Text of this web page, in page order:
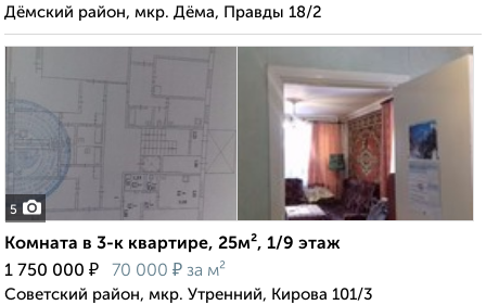
Дёмский район, мкр. Дёма, Правды 18/2
5
Комната в 3-к квартире, 25м², 1/9 этаж
1 750 000 ₽ 70 000 ₽ за м²
Советский район, мкр. Утренний, Кирова 101/3